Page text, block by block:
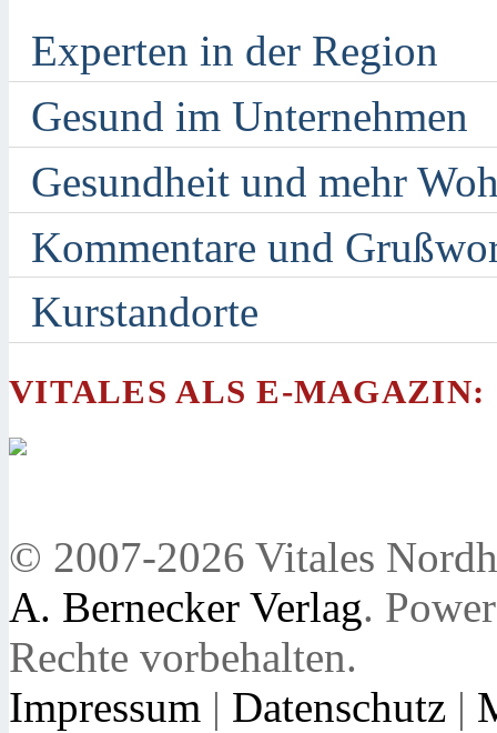
Experten in der Region
Gesund im Unternehmen
Gesundheit und mehr
Kommentare und
Kurstandorte
VITALES ALS E-MAGAZIN:
© 2007-2026 Vitales
A. Bernecker Verlag.
Rechte vorbehalten.
Impressum | Datenschutz |